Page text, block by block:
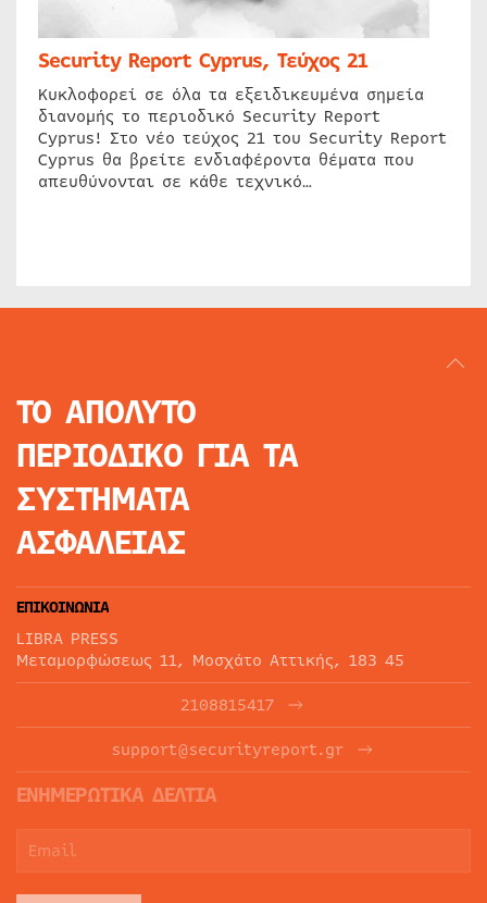
Security Report Cyprus, Τεύχος 21
Κυκλοφορεί σε όλα τα εξειδικευμένα σημεία
διανομής το περιοδικό Security Report
Cyprus! Στο νέο τεύχος 21 του Security Report
Cyprus θα βρείτε ενδιαφέροντα θέματα που
απευθύνονται σε κάθε τεχνικό…
ΤΟ ΑΠΟΛΥΤΟ
ΠΕΡΙΟΔΙΚΟ ΓΙΑ ΤΑ
ΣΥΣΤΗΜΑΤΑ
ΑΣΦΑΛΕΙΑΣ
ΕΠΙΚΟΙΝΩΝΙΑ
LIBRA PRESS
Μεταμορφώσεως 11, Μοσχάτο Αττικής, 183 45
2108815417
support@securityreport.gr
ΕΝΗΜΕΡΩΤΙΚΑ ΔΕΛΤΙΑ